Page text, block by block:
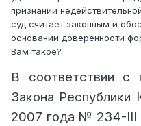
признании
суд считает законным и
основании доверенности
Вам такое?
В соответствии с
Закона Республики
2007 года № 234-III